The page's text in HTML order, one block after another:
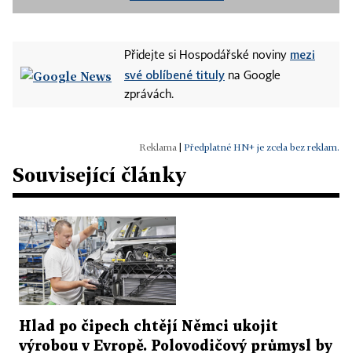
Přidejte si Hospodářské noviny mezi
své oblíbené tituly na Google
zprávách.
Předplatné HN+ je zcela bez reklam.
Související články
Hlad po čipech chtějí Němci ukojit
výrobou v Evropě. Polovodičový průmysl by